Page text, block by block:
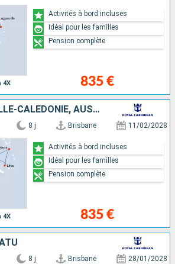
4X 835 €
Activités à bord incluses
Idéal pour les familles
Pension complète
VANUATU, NOUVELLE-CALÉDONIE, AUSTRALIE
4X
8 j Brisbane 11/02/2028
835 €
Activités à bord incluses
Idéal pour les familles
Pension complète
8 j Brisbane 28/01/2028